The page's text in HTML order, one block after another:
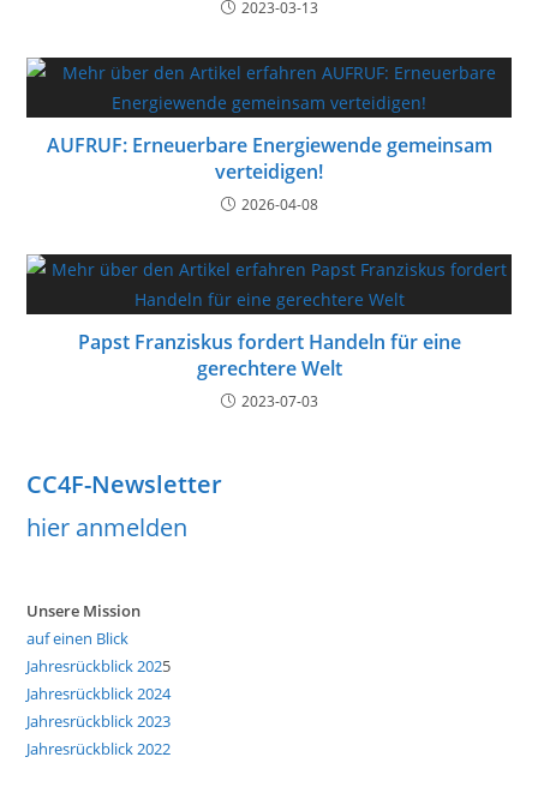
2023-03-13
AUFRUF: Erneuerbare Energiewende gemeinsam
verteidigen!
2026-04-08
Papst Franziskus fordert Handeln für eine
gerechtere Welt
2023-07-03
CC4F-Newsletter
hier anmelden
Unsere Mission
auf einen Blick
Jahresrückblick 2025
Jahresrückblick 2024
Jahresrückblick 2023
Jahresrückblick 2022